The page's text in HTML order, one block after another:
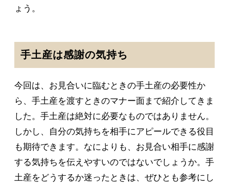
ょう。
手土産は感謝の気持ち
今回は、お見合いに臨むときの手土産の必要性か
ら、手土産を渡すときのマナー面まで紹介してきま
した。手土産は絶対に必要なものではありません。
しかし、自分の気持ちを相手にアピールできる役目
も期待できます。なによりも、お見合い相手に感謝
する気持ちを伝えやすいのではないでしょうか。手
土産をどうするか迷ったときは、ぜひとも参考にし